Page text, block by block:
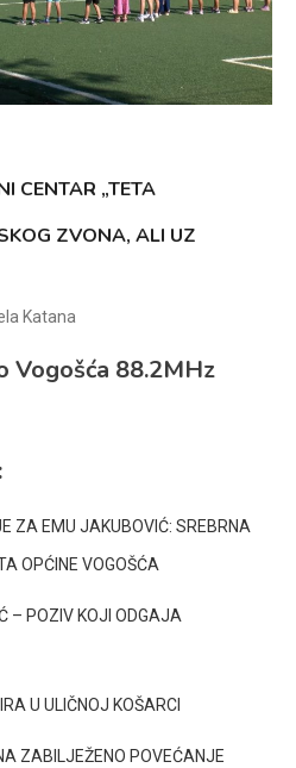
CENTAR „TETA
ZVONA, ALI UZ
Katana
Vogošća 88.2MHz
ZA EMU JAKUBOVIĆ: SREBRNA
OPĆINE VOGOŠĆA
– POZIV KOJI ODGAJA
U ULIČNOJ KOŠARCI
ZABILJEŽENO POVEĆANJE